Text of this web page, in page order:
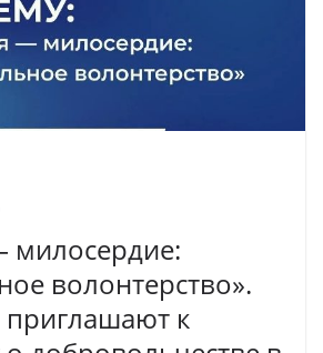
милосердие:
волонтерство».
к